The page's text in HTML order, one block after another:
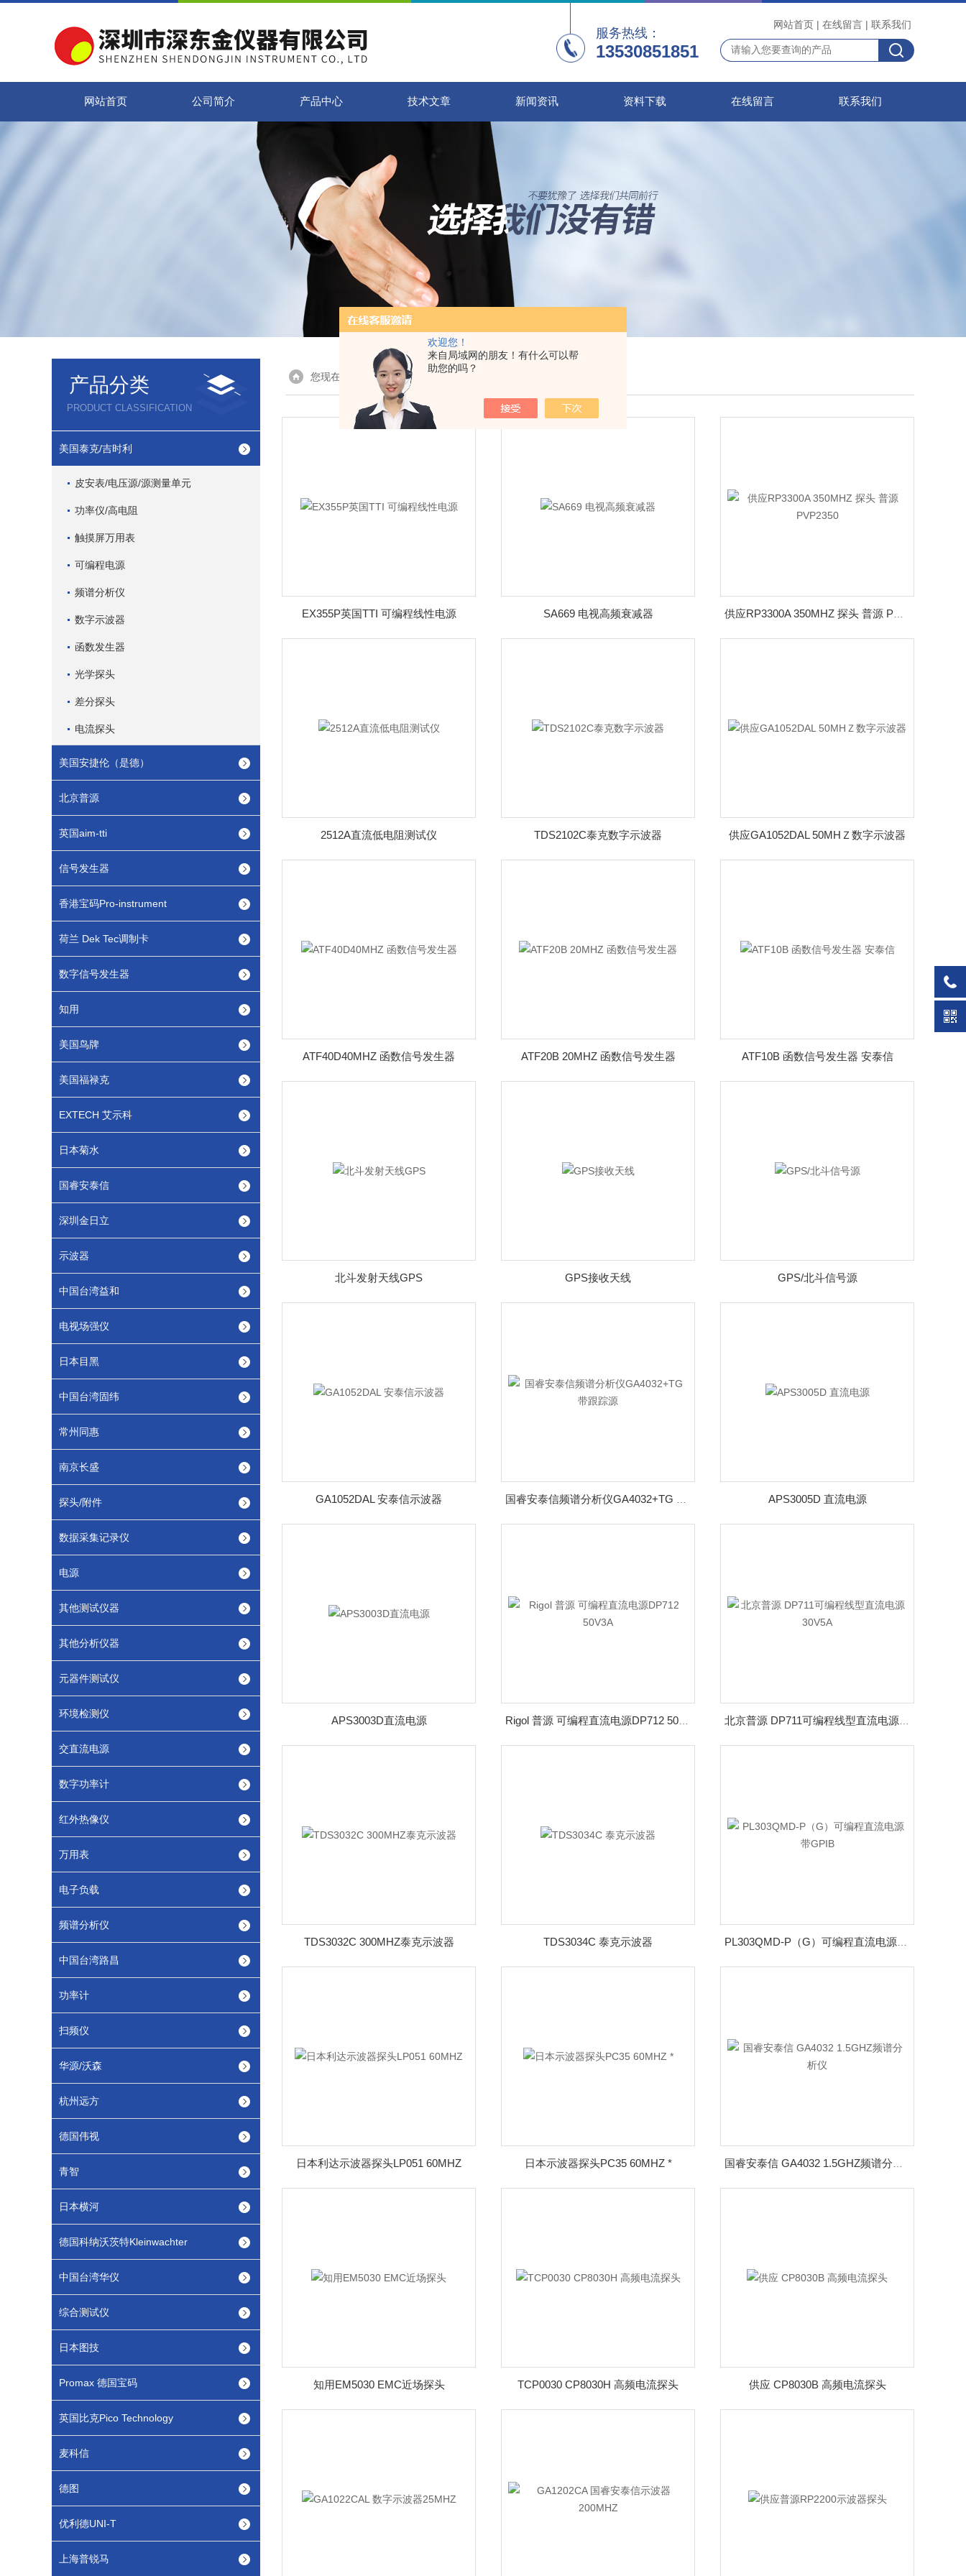
欢迎您！
来自局域网的朋友！有什么可以帮
助您的吗？
网站首页 | 在线留言 | 联系我们
服务热线：
13530851851
网站首页 公司简介 产品中心 技术文章 新闻资讯 资料下载 在线留言 联系我们
产品分类
PRODUCT CLASSIFICATION
美国泰克/吉时利
皮安表/电压源/源测量单元
功率仪/高电阻
触摸屏万用表
可编程电源
频谱分析仪
数字示波器
函数发生器
光学探头
差分探头
电流探头
美国安捷伦（是德）
北京普源
英国aim-tti
信号发生器
香港宝码Pro-instrument
荷兰 Dek Tec调制卡
数字信号发生器
知用
美国鸟牌
美国福禄克
EXTECH 艾示科
日本菊水
国睿安泰信
深圳金日立
示波器
中国台湾益和
电视场强仪
日本目黑
中国台湾固纬
常州同惠
南京长盛
探头/附件
数据采集记录仪
电源
其他测试仪器
其他分析仪器
元器件测试仪
环境检测仪
交直流电源
数字功率计
红外热像仪
万用表
电子负载
频谱分析仪
中国台湾路昌
功率计
扫频仪
华源/沃森
杭州远方
德国伟视
青智
日本横河
德国科纳沃茨特Kleinwachter
中国台湾华仪
综合测试仪
日本图技
Promax 德国宝码
英国比克Pico Technology
麦科信
德图
优利德UNI-T
上海普锐马
您现在的位置：首页> 产品展示
EX355P英国TTI 可编程线性电源 SA669 电视高频衰减器
2512A直流低电阻测试仪 TDS2102C泰克数字示波器 供应GA1052DAL 50MHＺ数字示波器
ATF40D40MHZ 函数信号发生器 ATF20B 20MHZ 函数信号发生器 ATF10B 函数信号发生器 安泰信
北斗发射天线GPS GPS接收天线 GPS/北斗信号源
GA1052DAL 安泰信示波器 APS3005D 直流电源
APS3003D直流电源
TDS3032C 300MHZ泰克示波器 TDS3034C 泰克示波器
日本利达示波器探头LP051 60MHZ 日本示波器探头PC35 60MHZ *
知用EM5030 EMC近场探头 TCP0030 CP8030H 高频电流探头 供应 CP8030B 高频电流探头